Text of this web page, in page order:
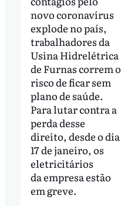
novo coronavírus
explode no país,
trabalhadores da
Usina Hidrelétrica
de Furnas correm o
risco de ficar sem
plano de saúde.
Para lutar contra a
perda desse
direito, desde o dia
17 de janeiro, os
eletricitários
da empresa estão
em greve.